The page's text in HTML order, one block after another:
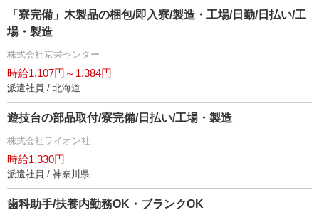
「寮完備」木製品の梱包/即入寮/製造・工場/日勤/日払い/工
場・製造
株式会社京栄センター
時給1,107円～1,384円
派遣社員 / 北海道
遊技台の部品取付/寮完備/日払い/工場・製造
株式会社ライオン社
時給1,330円
派遣社員 / 神奈川県
歯科助手/扶養内勤務OK・ブランクOK